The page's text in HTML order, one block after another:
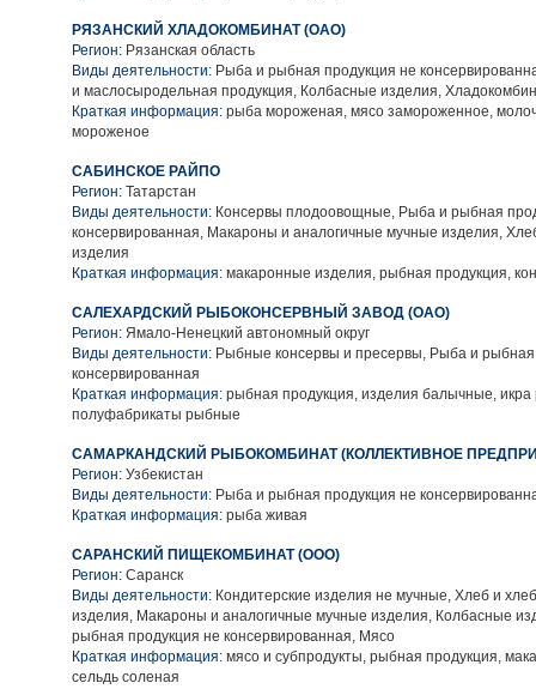
РЯЗАНСКИЙ ХЛАДОКОМБИНАТ (ОАО)
Регион: Рязанская область
Виды деятельности: Рыба и рыбная продукция не
и маслосыродельная продукция, Колбасные изделия,
Краткая информация: рыба мороженая, мясо замороженное,
мороженое
САБИНСКОЕ РАЙПО
Регион: Татарстан
Виды деятельности: Консервы плодоовощные, Рыба и рыбная
консервированная, Макароны и аналогичные мучные изделия,
изделия
Краткая информация: макаронные изделия, рыбная продукция,
САЛЕХАРДСКИЙ РЫБОКОНСЕРВНЫЙ ЗАВОД (ОАО)
Регион: Ямало-Ненецкий автономный округ
Виды деятельности: Рыбные консервы и пресервы, Рыба и рыбная
консервированная
Краткая информация: рыбная продукция, изделия балычные,
полуфабрикаты рыбные
САМАРКАНДСКИЙ РЫБОКОМБИНАТ (КОЛЛЕКТИВНОЕ
Регион: Узбекистан
Виды деятельности: Рыба и рыбная продукция не
Краткая информация: рыба живая
САРАНСКИЙ ПИЩЕКОМБИНАТ (ООО)
Регион: Саранск
Виды деятельности: Кондитерские изделия не мучные, Хлеб и
изделия, Макароны и аналогичные мучные изделия, Колбасные
рыбная продукция не консервированная, Мясо
Краткая информация: мясо и субпродукты, рыбная продукция,
сельдь соленая